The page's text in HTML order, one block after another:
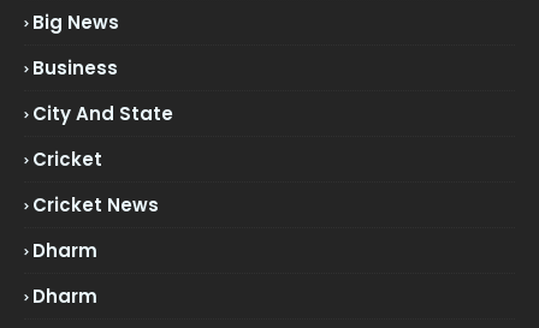
Big News
Business
City And State
Cricket
Cricket News
Dharm
Dharm